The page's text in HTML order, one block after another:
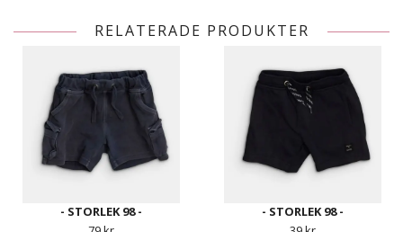
RELATERADE PRODUKTER
- STORLEK 98 -
- STORLEK 98 -